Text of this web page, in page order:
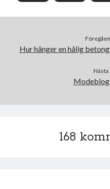
Hur hänger en hålig
Nästa
168